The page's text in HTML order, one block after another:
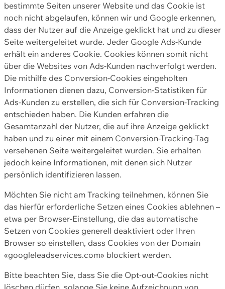
bestimmte Seiten unserer Website und das Cookie ist
noch nicht abgelaufen, können wir und Google erkennen,
dass der Nutzer auf die Anzeige geklickt hat und zu dieser
Seite weitergeleitet wurde. Jeder Google Ads-Kunde
erhält ein anderes Cookie. Cookies können somit nicht
über die Websites von Ads-Kunden nachverfolgt werden.
Die mithilfe des Conversion-Cookies eingeholten
Informationen dienen dazu, Conversion-Statistiken für
Ads-Kunden zu erstellen, die sich für Conversion-Tracking
entschieden haben. Die Kunden erfahren die
Gesamtanzahl der Nutzer, die auf ihre Anzeige geklickt
haben und zu einer mit einem Conversion-Tracking-Tag
versehenen Seite weitergeleitet wurden. Sie erhalten
jedoch keine Informationen, mit denen sich Nutzer
persönlich identifizieren lassen.
Möchten Sie nicht am Tracking teilnehmen, können Sie
das hierfür erforderliche Setzen eines Cookies ablehnen –
etwa per Browser-Einstellung, die das automatische
Setzen von Cookies generell deaktiviert oder Ihren
Browser so einstellen, dass Cookies von der Domain
«googleleadservices.com» blockiert werden.
Bitte beachten Sie, dass Sie die Opt-out-Cookies nicht